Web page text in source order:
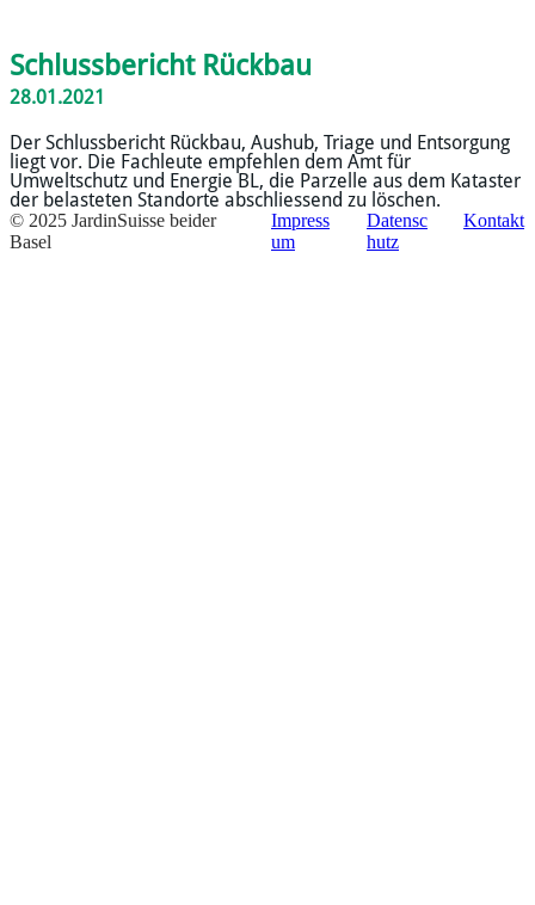
Schlussbericht Rückbau
28.01.2021
Der Schlussbericht Rückbau, Aushub, Triage und Entsorgung
liegt vor. Die Fachleute empfehlen dem Amt für
Umweltschutz und Energie BL, die Parzelle aus dem Kataster
der belasteten Standorte abschliessend zu löschen.
© 2025 JardinSuisse beider
Basel
Impress
um
Datensc
hutz
Kontakt